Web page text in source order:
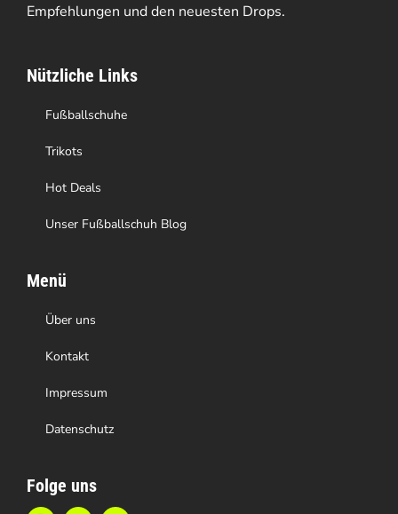
können
der
Produktseite
gewählt
werden
Empfehlungen und den neuesten Drops.
Nützliche Links
Fußballschuhe
Trikots
Hot Deals
Unser Fußballschuh Blog
Menü
Über uns
Kontakt
Impressum
Datenschutz
Folge uns